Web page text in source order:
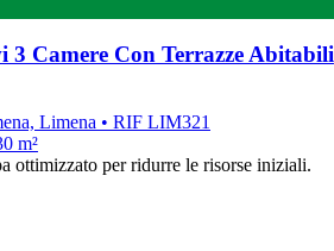
3 Camere Con Terrazze Abitabili
Limena • RIF LIM321
m²
ottimizzato per ridurre le risorse iniziali.